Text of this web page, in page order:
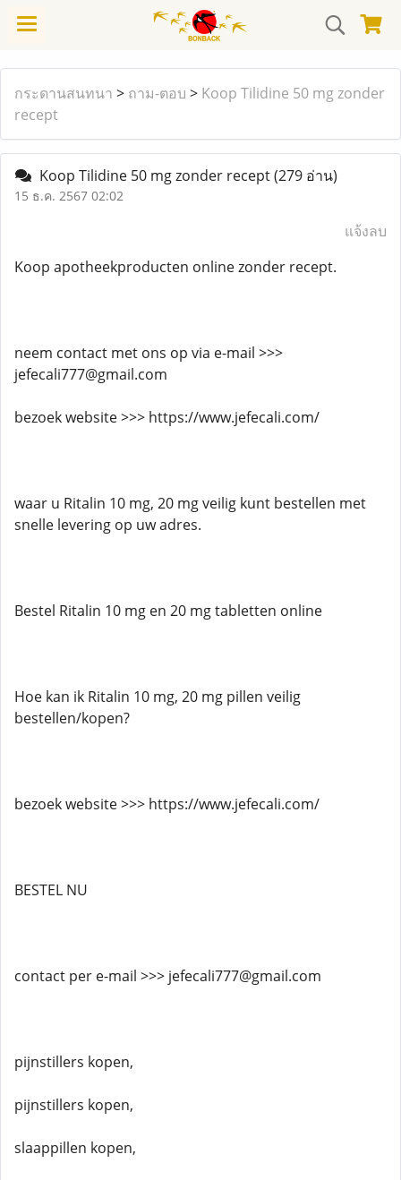
กระดานสนทนา > ถาม-ตอบ > Koop Tilidine 50 mg zonder
recept
Koop Tilidine 50 mg zonder recept(279 อ่าน)
15 ธ.ค. 2567 02:02
แจ้งลบ
Koop apotheekproducten online zonder recept.
neem contact met ons op via e-mail >>>
jefecali777@gmail.com
bezoek website >>> https://www.jefecali.com/
waar u Ritalin 10 mg, 20 mg veilig kunt bestellen met
snelle levering op uw adres.
Bestel Ritalin 10 mg en 20 mg tabletten online
Hoe kan ik Ritalin 10 mg, 20 mg pillen veilig
bestellen/kopen?
bezoek website >>> https://www.jefecali.com/
BESTEL NU
contact per e-mail >>> jefecali777@gmail.com
pijnstillers kopen,
pijnstillers kopen,
slaappillen kopen,